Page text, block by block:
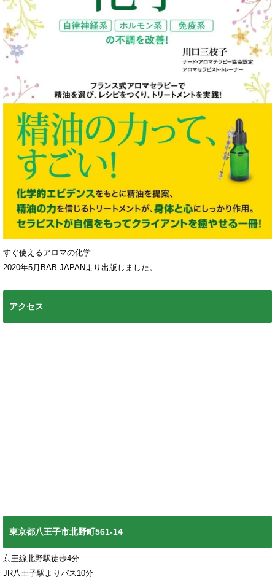
すぐ使えるアロマの化学
2020年5月BAB JAPANより出版しました。
アクセス
東京都八王子市北野町561-14
京王線北野駅徒歩4分
JR八王子駅よりバス10分